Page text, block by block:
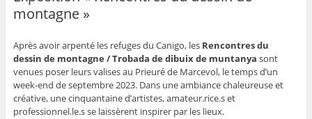
montagne »
Après avoir arpenté les refuges du Canigo, les Rencontres du
dessin de montagne /Trobada de dibuix de muntanya sont
venues poser leurs valises au Prieuré de Marcevol, le temps d’un
week-end de septembre 2023. Dans une ambiance chaleureuse et
créative, une cinquantaine d’artistes, amateur.rice.s et
professionnel.le.s se laissèrent inspirer par les lieux.